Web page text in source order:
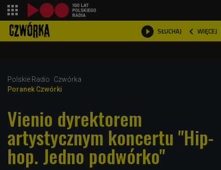
 SŁUCHAJ  WIĘCEJ

Polskie Radio
Czwórka
Poranek Czwórki
Vienio dyrektorem
artystycznym koncertu "Hip-
hop. Jedno podwórko"